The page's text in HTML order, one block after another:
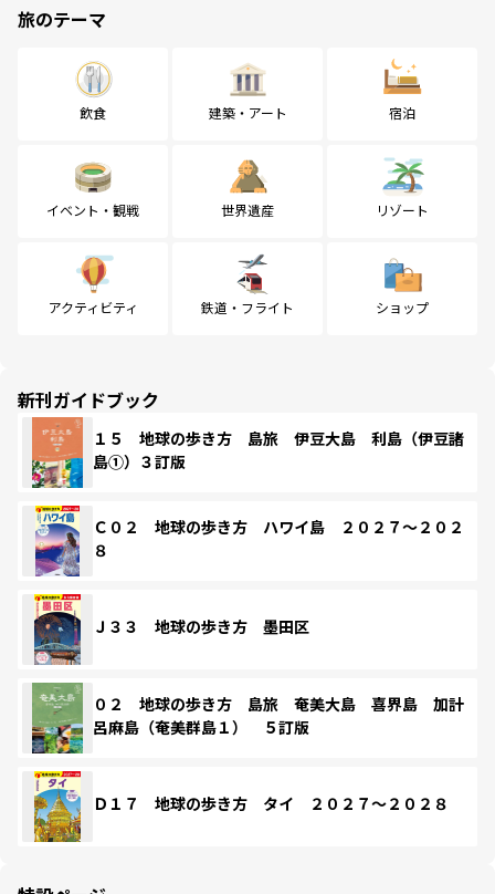
旅のテーマ
飲食 建築・アート 宿泊
イベント・観戦 世界遺産 リゾート
アクティビティ 鉄道・フライト ショップ
新刊ガイドブック
１５ 地球の歩き方 島旅 伊豆大島 利島（伊豆諸
島①）３訂版
Ｃ０２ 地球の歩き方 ハワイ島 ２０２７～２０２
８
Ｊ３３ 地球の歩き方 墨田区
０２ 地球の歩き方 島旅 奄美大島 喜界島 加計
呂麻島（奄美群島１） ５訂版
Ｄ１７ 地球の歩き方 タイ ２０２７～２０２８